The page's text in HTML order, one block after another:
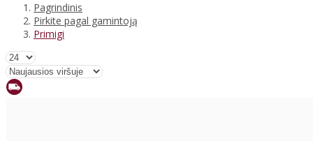
Pagrindinis
Pirkite pagal gamintoją
Primigi